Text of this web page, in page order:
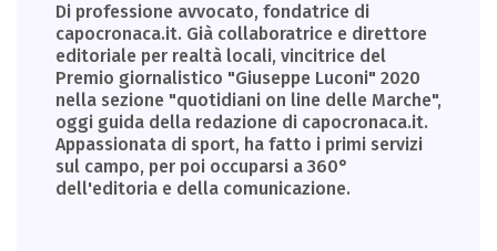
Di professione avvocato, fondatrice di
capocronaca.it. Già collaboratrice e direttore
editoriale per realtà locali, vincitrice del
Premio giornalistico "Giuseppe Luconi" 2020
nella sezione "quotidiani on line delle Marche",
oggi guida della redazione di capocronaca.it.
Appassionata di sport, ha fatto i primi servizi
sul campo, per poi occuparsi a 360°
dell'editoria e della comunicazione.